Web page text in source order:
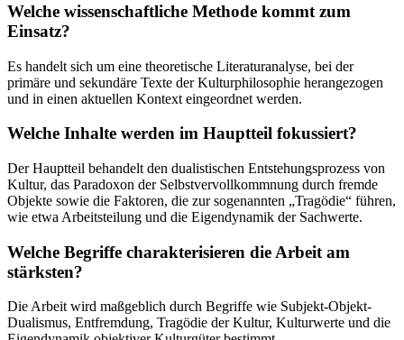
Welche wissenschaftliche Methode kommt zum
Einsatz?
Es handelt sich um eine theoretische Literaturanalyse, bei der
primäre und sekundäre Texte der Kulturphilosophie herangezogen
und in einen aktuellen Kontext eingeordnet werden.
Welche Inhalte werden im Hauptteil fokussiert?
Der Hauptteil behandelt den dualistischen Entstehungsprozess von
Kultur, das Paradoxon der Selbstvervollkommnung durch fremde
Objekte sowie die Faktoren, die zur sogenannten „Tragödie“ führen,
wie etwa Arbeitsteilung und die Eigendynamik der Sachwerte.
Welche Begriffe charakterisieren die Arbeit am
stärksten?
Die Arbeit wird maßgeblich durch Begriffe wie Subjekt-Objekt-
Dualismus, Entfremdung, Tragödie der Kultur, Kulturwerte und die